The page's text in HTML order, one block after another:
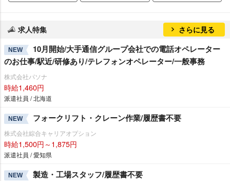
求人特集 さらに見る
NEW
10月開始/大手通信グループ会社での電話オペレーター
のお仕事/駅近/研修あり/テレフォンオペレーター/一般事務
株式会社パソナ
時給1,460円
派遣社員 / 北海道
NEW フォークリフト・クレーン作業/履歴書不要
株式会社綜合キャリアオプション
時給1,500円～1,875円
派遣社員 / 愛知県
NEW 製造・工場スタッフ/履歴書不要